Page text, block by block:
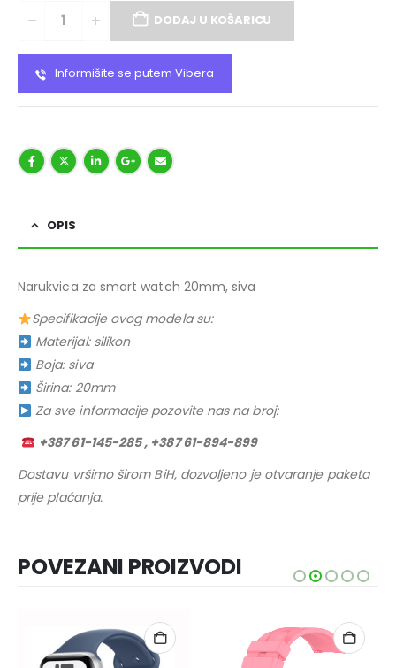
DODAJ U KOŠARICU
Informišite se putem Vibera
OPIS
Narukvica za smart watch 20mm, siva
Specifikacije ovog modela su:
Materijal: silikon
Boja: siva
Širina: 20mm
Za sve informacije pozovite nas na broj:
+387 61-145-285 , +387 61-894-899
Dostavu vršimo širom BiH, dozvoljeno je otvaranje paketa
prije plaćanja.
POVEZANI PROIZVODI